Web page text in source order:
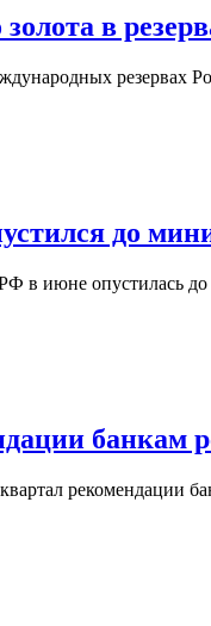
в
резервах
до
в июне опустилась
банкам
рекомендации